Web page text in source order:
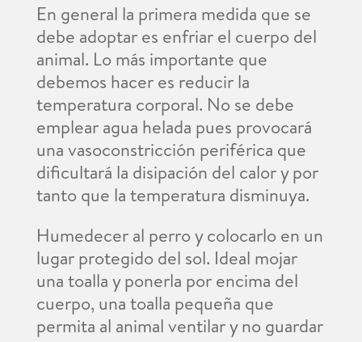
En general la primera medida que se
debe adoptar es enfriar el cuerpo del
animal. Lo más importante que
debemos hacer es reducir la
temperatura corporal. No se debe
emplear agua helada pues provocará
una vasoconstricción periférica que
dificultará la disipación del calor y por
tanto que la temperatura disminuya.
Humedecer al perro y colocarlo en un
lugar protegido del sol. Ideal mojar
una toalla y ponerla por encima del
cuerpo, una toalla pequeña que
permita al animal ventilar y no guardar